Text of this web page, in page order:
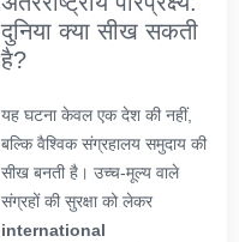
दुनिया क्या सीख सकती
है?
यह घटना केवल एक देश की नहीं,
बल्कि वैश्विक संग्रहालय समुदाय की
सीख बनती है। उच्च-मूल्य वाले
संग्रहों की सुरक्षा को लेकर
international